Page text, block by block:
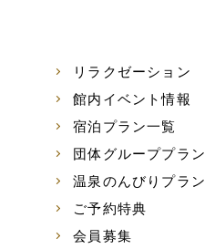
リラクゼーション
館内イベント情報
宿泊プラン一覧
団体グループプラン
温泉のんびりプラン
ご予約特典
会員募集